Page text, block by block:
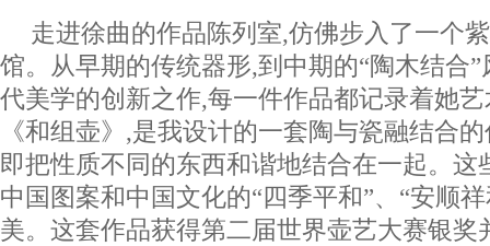
走进徐曲的作品陈列室,仿佛步入了一个
馆。从早期的传统器形,到中期的“陶木结合
代美学的创新之作,每一件作品都记录着她
《和组壶》,是我设计的一套陶与瓷融结合
即把性质不同的东西和谐地结合在一起。这
中国图案和中国文化的“四季平和”、“安顺
美。这套作品获得第二届世界壶艺大赛银奖